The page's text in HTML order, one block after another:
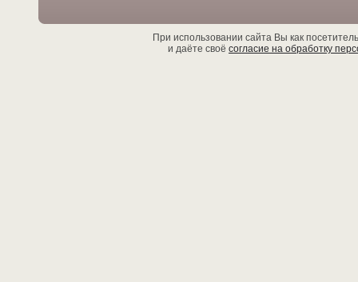
При использовании сайта Вы как
и даёте своё согласие на обработку